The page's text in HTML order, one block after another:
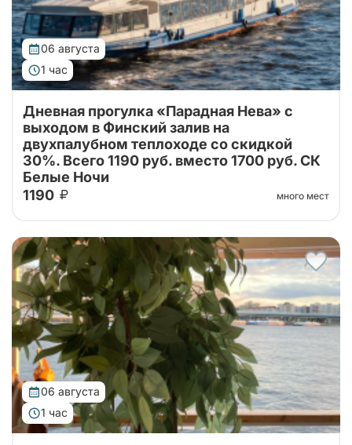
06 августа
1 час
Теплоходная прогулка по Неве со скидкой!
Дневная прогулка «Парадная Нева» с
выходом в Финский залив на
двухпалубном теплоходе со скидкой
30%. Всего 1190 руб. вместо 1700 руб. СК
Белые Ночи
1190
много мест
06 августа
1 час